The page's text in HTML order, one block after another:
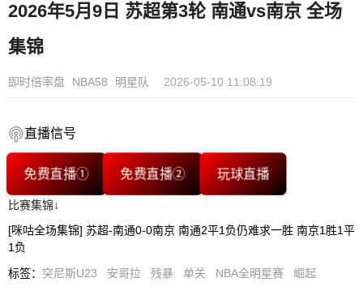
2026年5月9日 苏超第3轮 南通vs南京 全场
集锦
即时倍率盘 NBA58 明星队 2026-05-10 11:08:19
直播信号
免费直播① 免费直播② 玩球直播
比赛集锦↓
[咪咕全场集锦] 苏超-南通0-0南京 南通2平1负仍难求一胜 南京1胜1平
1负
标签： 突尼斯U23 安哥拉 残暴 单关 NBA全明星赛 崛起